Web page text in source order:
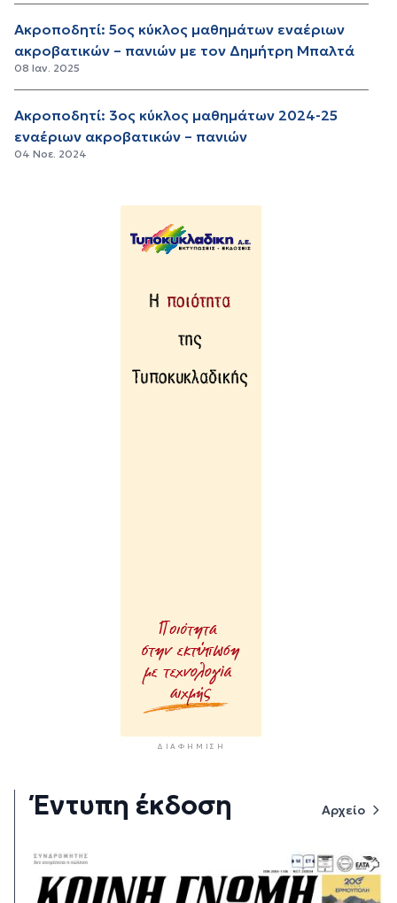
Ακροποδητί: 5oς κύκλος μαθημάτων εναέριων
ακροβατικών – πανιών με τον Δημήτρη Μπαλτά
08 Ιαν. 2025
Ακροποδητί: 3oς κύκλος μαθημάτων 2024-25
εναέριων ακροβατικών – πανιών
04 Νοε. 2024
ΔΙΑΦΉΜΙΣΗ
Έντυπη έκδοση Αρχείο